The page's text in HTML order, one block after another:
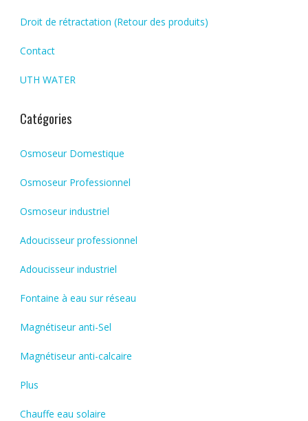
Droit de rétractation (Retour des produits)
Contact
UTH WATER
Catégories
Osmoseur Domestique
Osmoseur Professionnel
Osmoseur industriel
Adoucisseur professionnel
Adoucisseur industriel
Fontaine à eau sur réseau
Magnétiseur anti-Sel
Magnétiseur anti-calcaire
Plus
Chauffe eau solaire